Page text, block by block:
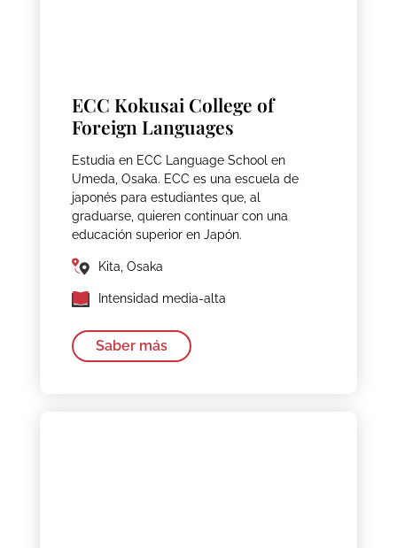
ECC Kokusai College of
Foreign Languages
Estudia en ECC Language School en
Umeda, Osaka. ECC es una escuela de
japonés para estudiantes que, al
graduarse, quieren continuar con una
educación superior en Japón.
Kita, Osaka
Intensidad media-alta
Saber más